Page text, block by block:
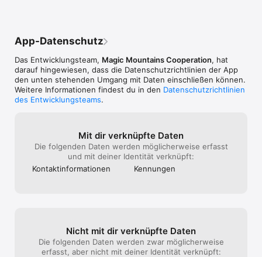
App-Datenschutz
Das Entwicklungsteam, Magic Mountains Cooperation, hat
darauf hingewiesen, dass die Datenschutz­richtlinien der App
den unten stehenden Umgang mit Daten einschließen können.
Weitere Informationen findest du in den Datenschutzrichtlinien
des Entwicklungsteams.
Mit dir verknüpfte Daten
Die folgenden Daten werden möglicherweise erfasst
und mit deiner Identität verknüpft:
Kontakt­informa­tionen
Kennungen
Nicht mit dir verknüpfte Daten
Die folgenden Daten werden zwar möglicherweise
erfasst, aber nicht mit deiner Identität verknüpft: